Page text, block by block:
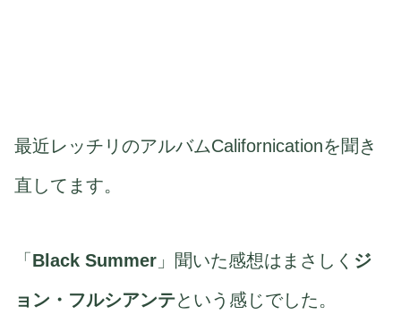
最近レッチリのアルバムCalifornicationを聞き
直してます。
「 Black Summer 」聞いた感想はまさしく ジ
ョン・フルシアンテという感じでした。